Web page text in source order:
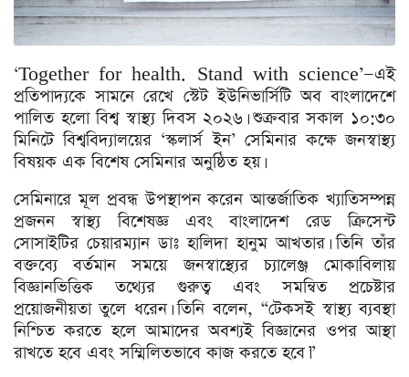
‘Together for health. Stand with science’—এই
প্রতিপাদ্যকে সামনে রেখে স্টেট ইউনিভার্সিটি অব বাংলাদেশে
পালিত হলো বিশ্ব স্বাস্থ্য দিবস ২০২৬। শুক্রবার সকাল ১০:৩০
মিনিটে বিশ্ববিদ্যালয়ের ‘স্কলার্স ইন’ সেমিনার কক্ষে জনস্বাস্থ্য
বিষয়ক এক বিশেষ সেমিনার অনুষ্ঠিত হয়।
সেমিনারে মূল প্রবন্ধ উপস্থাপন করেন আন্তর্জাতিক খ্যাতিসম্পন্ন
প্রজনন স্বাস্থ্য বিশেষজ্ঞ এবং বাংলাদেশ রেড ক্রিসেন্ট
সোসাইটির চেয়ারম্যান ডাঃ হালিদা হানুম আখতার। তিনি তাঁর
বক্তব্যে বর্তমান সময়ে জনস্বাস্থ্যের চ্যালেঞ্জ মোকাবিলায়
বিজ্ঞানভিত্তিক তথ্যের গুরুত্ব এবং সমন্বিত প্রচেষ্টার
প্রয়োজনীয়তা তুলে ধরেন। তিনি বলেন, “টেকসই স্বাস্থ্য ব্যবস্থা
নিশ্চিত করতে হলে আমাদের অবশ্যই বিজ্ঞানের ওপর আস্থা
রাখতে হবে এবং সম্মিলিতভাবে কাজ করতে হবে।”